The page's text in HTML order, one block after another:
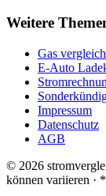
Weitere
Gas
E-Auto
Impressum
Datenschutz
AGB
© 2026
können variieren